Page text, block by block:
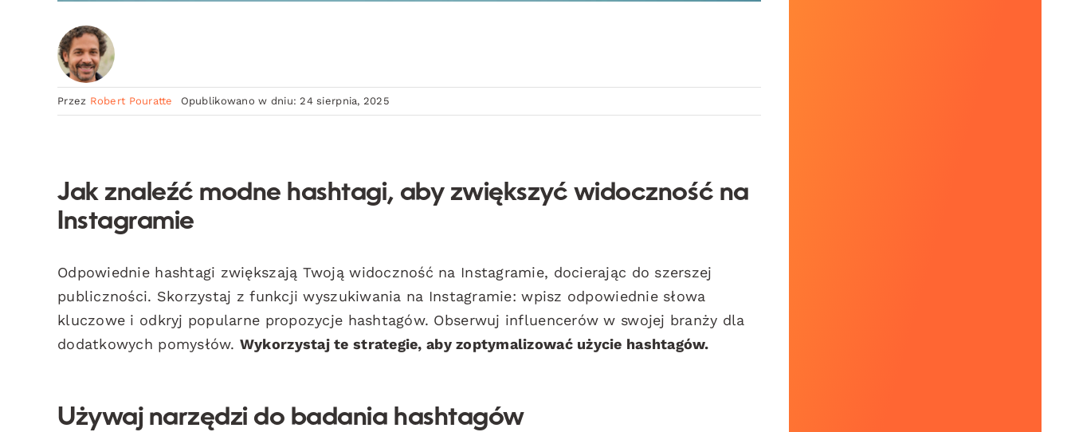
Przez Robert Pouratte Opublikowano w dniu: 24 sierpnia, 2025
Jak znaleźć modne hashtagi, aby zwiększyć widoczność na
Instagramie
Odpowiednie hashtagi zwiększają Twoją widoczność na Instagramie, docierając do szerszej
publiczności. Skorzystaj z funkcji wyszukiwania na Instagramie: wpisz odpowiednie słowa
kluczowe i odkryj popularne propozycje hashtagów. Obserwuj influencerów w swojej branży dla
dodatkowych pomysłów. Wykorzystaj te strategie, aby zoptymalizować użycie hashtagów.
Używaj narzędzi do badania hashtagów